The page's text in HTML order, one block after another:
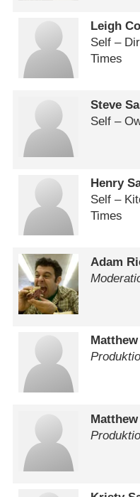
Leigh
Self –
Times
Steve
Self –
Henry
Self –
Times
Adam